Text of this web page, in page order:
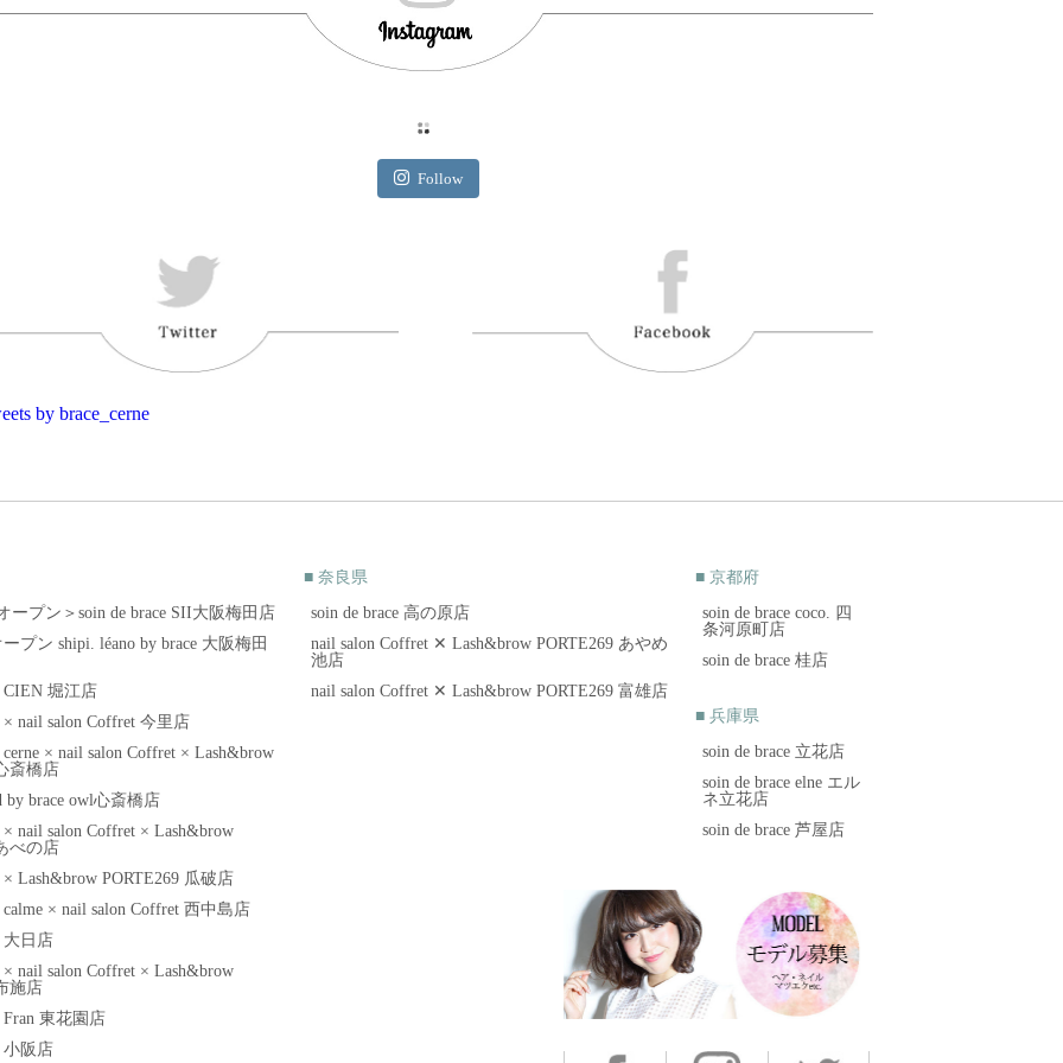
Follow
by brace_cerne
ープン＞soin de brace SII大阪梅田店
プン shipi. léano by brace 大阪梅田
CIEN 堀江店
× nail salon Coffret 今里店
cerne × nail salon Coffret × Lash&brow
斎橋店
by brace owl心斎橋店
× nail salon Coffret × Lash&brow
べの店
× Lash&brow PORTE269 瓜破店
calme × nail salon Coffret 西中島店
大日店
× nail salon Coffret × Lash&brow
施店
Fran 東花園店
小阪店
■ 奈良県
soin de brace 高の原店
nail salon Coffret ✕ Lash&brow PORTE269 あやめ
池店
nail salon Coffret ✕ Lash&brow PORTE269 富雄店
■ 京都府
soin de brace coco. 四
条河原町店
soin de brace 桂店
■ 兵庫県
soin de brace 立花店
soin de brace elne エル
ネ立花店
soin de brace 芦屋店